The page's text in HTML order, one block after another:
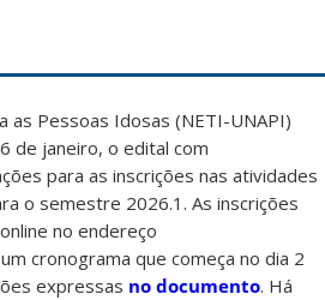
as Pessoas Idosas (NETI-UNAPI)
de janeiro, o edital com
para as inscrições nas atividades
o semestre 2026.1. As inscrições
no endereço
cronograma que começa no dia 2
expressas no documento. Há